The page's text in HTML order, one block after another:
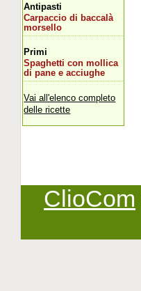
Antipasti
Carpaccio di baccalà
morsello
Primi
Spaghetti con mollica
di pane e acciughe
Vai all'elenco completo
delle ricette
ClioCom